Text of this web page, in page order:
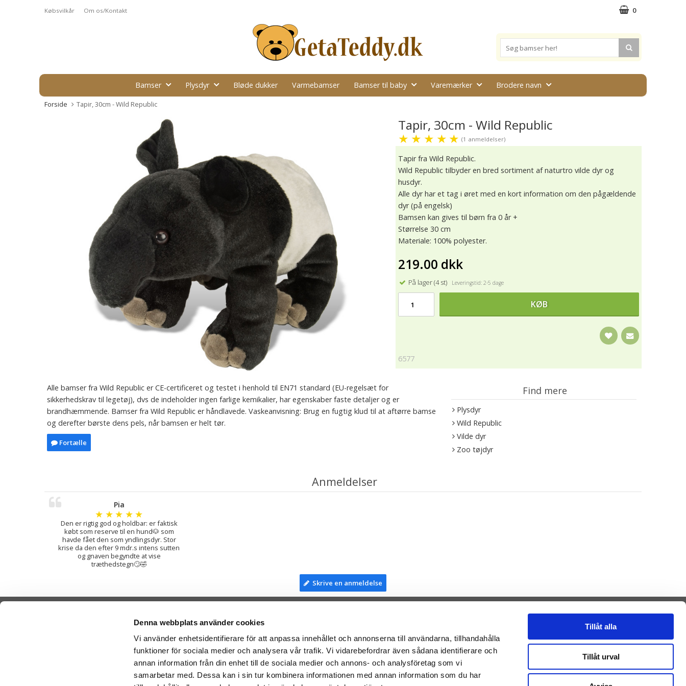
Denna webbplats använder cookies
Vi använder enhetsidentifierare för att anpassa innehållet och annonserna till användarna, tillhandahålla
funktioner för sociala medier och analysera vår trafik. Vi vidarebefordrar även sådana identifierare och
annan information från din enhet till de sociala medier och annons- och analysföretag som vi
samarbetar med. Dessa kan i sin tur kombinera informationen med annan information som du har
Tillåt alla
Tillåt urval
Købsvilkår Om os/Kontakt 0
Bamser Plysdyr Bløde dukker Varmebamser Bamser til baby Varemærker Brodere navn
Forside Tapir, 30cm - Wild Republic
Tapir, 30cm - Wild Republic
★ ★ ★ ★ ★ (1 anmeldelser)
Tapir fra Wild Republic.
Wild Republic tilbyder en bred sortiment af naturtro vilde dyr og
husdyr.
Alle dyr har et tag i øret med en kort information om den pågældende
dyr (på engelsk)
Bamsen kan gives til børn fra 0 år +
Størrelse 30 cm
Materiale: 100% polyester.
219.00 dkk
På lager (4 st) Leveringstid: 2-5 dage
KØB
6577
Alle bamser fra Wild Republic er CE-certificeret og testet i henhold til EN71 standard (EU-regelsæt for
sikkerhedskrav til legetøj), dvs de indeholder ingen farlige kemikalier, har egenskaber faste detaljer og er
brandhæmmende. Bamser fra Wild Republic er håndlavede. Vaskeanvisning: Brug en fugtig klud til at aftørre bamse
og derefter børste dens pels, når bamsen er helt tør.
Fortælle
Find mere
Plysdyr
Wild Republic
Vilde dyr
Zoo tøjdyr
Anmeldelser
Pia
★ ★ ★ ★ ★
Den er rigtig god og holdbar: er faktisk
købt som reserve til en hund🐶 som
havde fået den som yndlingsdyr. Stor
krise da den efter 9 mdr.s intens sutten
og gnaven begyndte at vise
træthedstegn🙄🤣
Skrive en anmeldelse
Sende Bamser til:
-Nalleriet.se
-GetaTeddy.fi
Facebook
Instagram
Presenteriet AB
33330 Smålandsstenar